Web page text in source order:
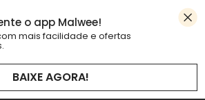
o app Malwee!
mais facilidade e ofertas
BAIXE AGORA!